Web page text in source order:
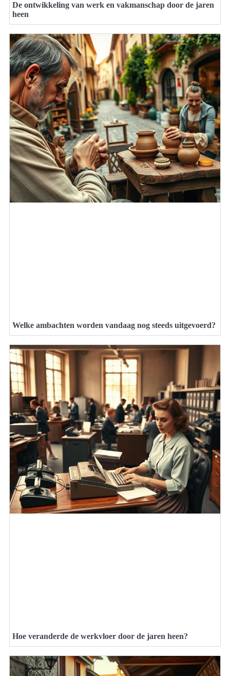
De ontwikkeling van werk en vakmanschap door de jaren
heen
Welke ambachten worden vandaag nog steeds uitgevoerd?
Hoe veranderde de werkvloer door de jaren heen?